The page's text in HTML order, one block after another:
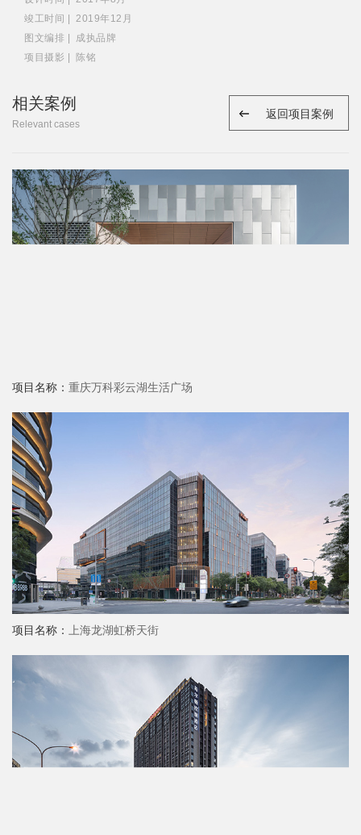
竣工时间 | 2019年12月
图文编排 | 成执品牌
项目摄影 | 陈铭
相关案例
Relevant cases
返回项目案例
项目名称： 重庆万科彩云湖生活广场
项目名称： 上海龙湖虹桥天街